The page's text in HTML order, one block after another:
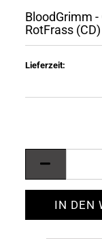
BloodGrimm
RotFrass (CD)
Lieferzeit: